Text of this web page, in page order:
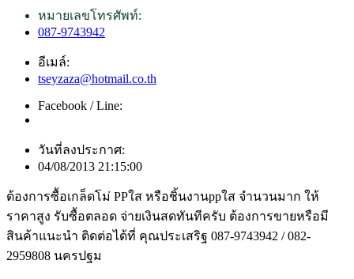
หมายเลขโทรศัพท์:
087-9743942
อีเมล์:
tseyzaza@hotmail.co.th
Facebook / Line:
วันที่ลงประกาศ:
04/08/2013 21:15:00
ต้องการซื้อเกล็ดโม่ PPใส หรือชิ้นงานppใส จำนวนมาก ให้
ราคาสูง รับซื้อตลอด จ่ายเงินสดทันทีครับ ต้องการขายหรือมี
สินค้าแนะนำ ติดต่อได้ที่ คุณประเสริฐ 087-9743942 / 082-
2959808 นครปฐม